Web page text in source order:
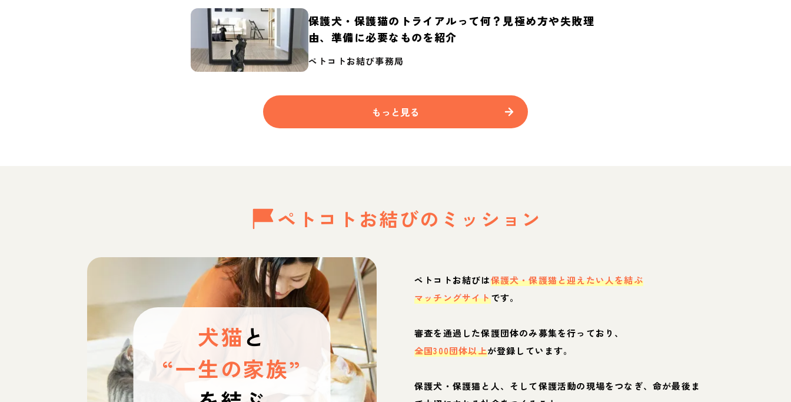
保護犬・保護猫のトライアルって何？見極め方や失敗理
由、準備に必要なものを紹介
ペトコトお結び事務局
もっと見る
ペトコトお結びの ミッション
犬猫と
“一生の家族”
ペトコトお結びは保護犬・保護猫と迎えたい人を結ぶ
マッチングサイトです。
審査を通過した保護団体のみ募集を行っており、
全国300団体以上が登録しています。
保護犬・保護猫と人、そして保護活動の現場をつなぎ、命が最後ま